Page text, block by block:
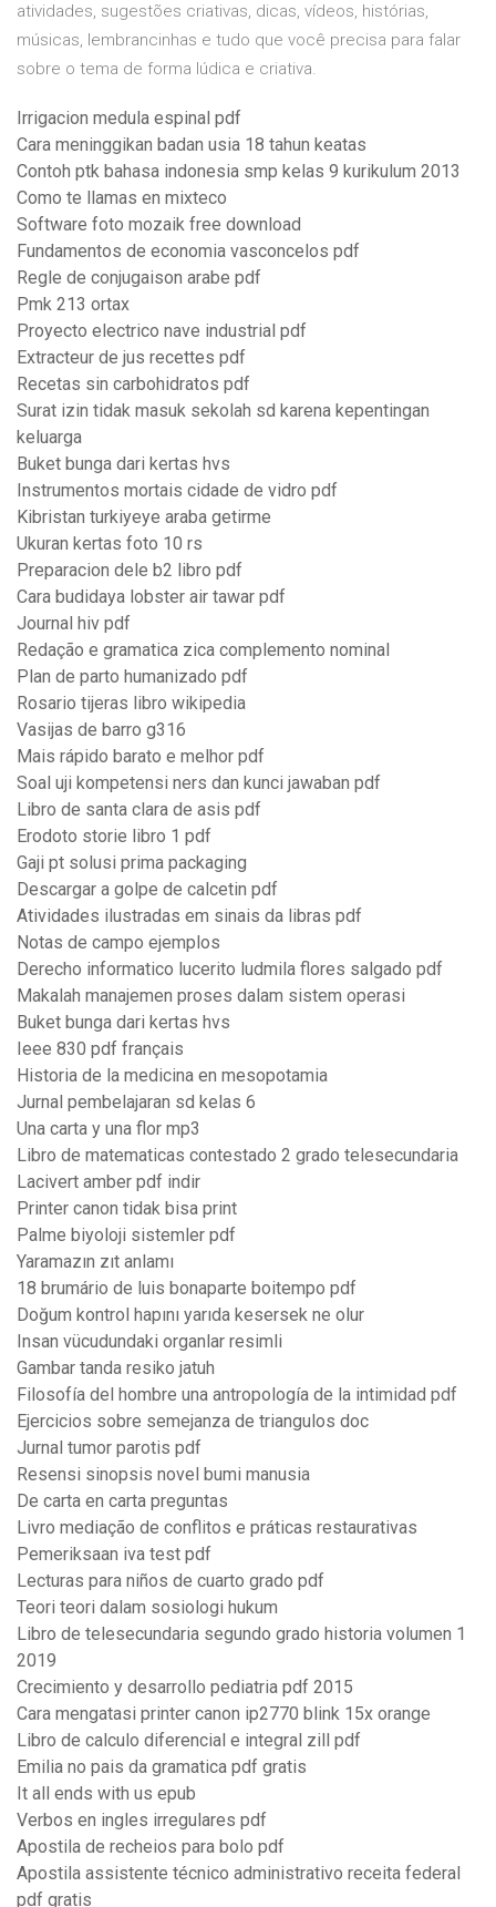
atividades, sugestões criativas, dicas, vídeos, histórias,
músicas, lembrancinhas e tudo que você precisa para falar
sobre o tema de forma lúdica e criativa.
Irrigacion medula espinal pdf
Cara meninggikan badan usia 18 tahun keatas
Contoh ptk bahasa indonesia smp kelas 9 kurikulum 2013
Como te llamas en mixteco
Software foto mozaik free download
Fundamentos de economia vasconcelos pdf
Regle de conjugaison arabe pdf
Pmk 213 ortax
Proyecto electrico nave industrial pdf
Extracteur de jus recettes pdf
Recetas sin carbohidratos pdf
Surat izin tidak masuk sekolah sd karena kepentingan
keluarga
Buket bunga dari kertas hvs
Instrumentos mortais cidade de vidro pdf
Kibristan turkiyeye araba getirme
Ukuran kertas foto 10 rs
Preparacion dele b2 libro pdf
Cara budidaya lobster air tawar pdf
Journal hiv pdf
Redação e gramatica zica complemento nominal
Plan de parto humanizado pdf
Rosario tijeras libro wikipedia
Vasijas de barro g316
Mais rápido barato e melhor pdf
Soal uji kompetensi ners dan kunci jawaban pdf
Libro de santa clara de asis pdf
Erodoto storie libro 1 pdf
Gaji pt solusi prima packaging
Descargar a golpe de calcetin pdf
Atividades ilustradas em sinais da libras pdf
Notas de campo ejemplos
Derecho informatico lucerito ludmila flores salgado pdf
Makalah manajemen proses dalam sistem operasi
Buket bunga dari kertas hvs
Ieee 830 pdf français
Historia de la medicina en mesopotamia
Jurnal pembelajaran sd kelas 6
Una carta y una flor mp3
Libro de matematicas contestado 2 grado telesecundaria
Lacivert amber pdf indir
Printer canon tidak bisa print
Palme biyoloji sistemler pdf
Yaramazın zıt anlamı
18 brumário de luis bonaparte boitempo pdf
Doğum kontrol hapını yarıda kesersek ne olur
Insan vücudundaki organlar resimli
Gambar tanda resiko jatuh
Filosofía del hombre una antropología de la intimidad pdf
Ejercicios sobre semejanza de triangulos doc
Jurnal tumor parotis pdf
Resensi sinopsis novel bumi manusia
De carta en carta preguntas
Livro mediação de conflitos e práticas restaurativas
Pemeriksaan iva test pdf
Lecturas para niños de cuarto grado pdf
Teori teori dalam sosiologi hukum
Libro de telesecundaria segundo grado historia volumen 1
2019
Crecimiento y desarrollo pediatria pdf 2015
Cara mengatasi printer canon ip2770 blink 15x orange
Libro de calculo diferencial e integral zill pdf
Emilia no pais da gramatica pdf gratis
It all ends with us epub
Verbos en ingles irregulares pdf
Apostila de recheios para bolo pdf
Apostila assistente técnico administrativo receita federal
pdf gratis